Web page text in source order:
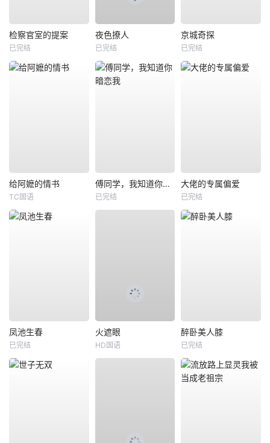
检察官室的提案
已完结
夜色撩人
已完结
京城奇探
已完结
给阿嬷的情书
TC国语
傅同学，我知道你暗恋我
已完结
大佬的专属偏爱
已完结
凤池生春
已完结
火遮眼
HD国语
醉卧美人膝
已完结